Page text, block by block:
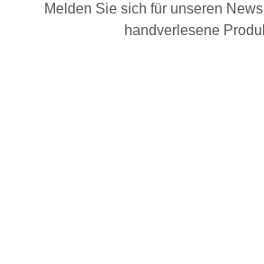
Melden Sie sich für unseren
handverlesene